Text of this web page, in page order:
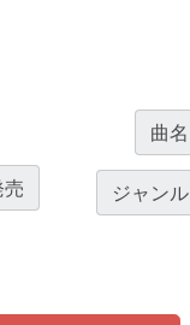
曲名
売 ジャンル